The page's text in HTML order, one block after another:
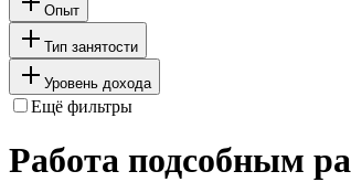
Опыт
Тип занятости
Уровень дохода
Ещё фильтры
Работа подсобным